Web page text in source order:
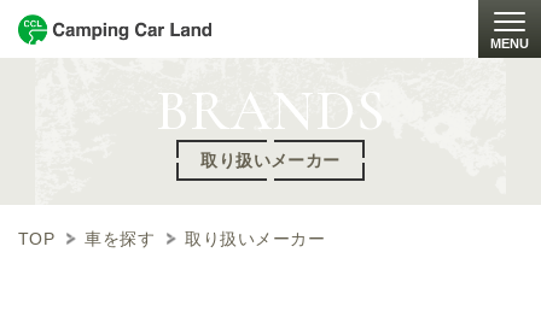
MENU
BRANDS
取り扱いメーカー
TOP 車を探す 取り扱いメーカー